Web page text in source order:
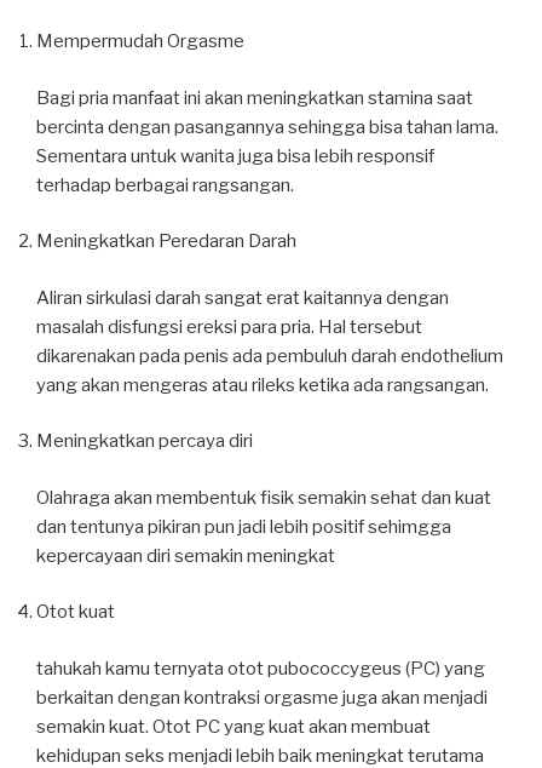
Mempermudah Orgasme
Bagi pria manfaat ini akan meningkatkan stamina saat
bercinta dengan pasangannya sehingga bisa tahan lama.
Sementara untuk wanita juga bisa lebih responsif
terhadap berbagai rangsangan.
Meningkatkan Peredaran Darah
Aliran sirkulasi darah sangat erat kaitannya dengan
masalah disfungsi ereksi para pria. Hal tersebut
dikarenakan pada penis ada pembuluh darah endothelium
yang akan mengeras atau rileks ketika ada rangsangan.
Meningkatkan percaya diri
Olahraga akan membentuk fisik semakin sehat dan kuat
dan tentunya pikiran pun jadi lebih positif sehimgga
kepercayaan diri semakin meningkat
Otot kuat
tahukah kamu ternyata otot pubococcygeus (PC) yang
berkaitan dengan kontraksi orgasme juga akan menjadi
semakin kuat. Otot PC yang kuat akan membuat
kehidupan seks menjadi lebih baik meningkat terutama